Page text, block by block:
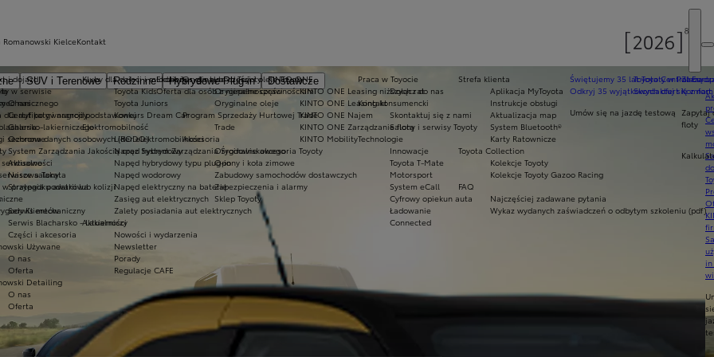
SUV i Terenowe Rodzinne Hybrydowe Plug-in
Dostawcze
Ekobonus dla hybryd Toyoty
Oferta dla osób z niepełnosprawnościami
Świętujemy 35 lat Toyoty w Polsce
Odkryj 35 wyjątkowych ofert
Umów się na jazdę testową
Kluby dla dzieci i młodzieży
Toyota Kids
Toyota Juniors
Konkurs Dream Car
Elektromobilność
Lider elektromobilności
Napęd hybrydowy
Napęd hybrydowy typu plug-in
Napęd wodorowy
Napęd elektryczny na baterię
Zasięg aut elektrycznych
Zalety posiadania aut elektrycznych
Aktualności
Nowości i wydarzenia
Newsletter
Porady
Regulacje CAFE
Praca w Toyocie
Dołącz do nas
Kontakt
Skontaktuj się z nami
Salony i serwisy Toyoty
Technologie
Innowacje
Toyota T-Mate
Motorsport
System eCall
Cyfrowy opiekun auta
Ładowanie
Connected
Toyota Central
Skontaktuj się z
KINTO ONE
KINTO ONE Leasing niższych rat
KINTO ONE Leasing konsumencki
KINTO ONE Najem
KINTO ONE Zarządzanie flotą
KINTO Mobility
Komfort
Zapytaj
floty
w serwisie
dla aut po gwarancji podstawowej
lakierniczego
sezonowe
serwisowe
Takata
w przypadku awarii lub kolizji
Klientów
Oryginalne części i oleje Toyoty
Oryginalne części
Oryginalne oleje
Program Sprzedaży Hurtowej Trade
Trade
Akcesoria
Oryginalne akcesoria Toyoty
Opony i koła zimowe
Zabudowy samochodów dostawczych
Zabezpieczenia i alarmy
Sklep Toyoty
Strefa klienta
Aplikacja MyToyota
Instrukcje obsługi
Aktualizacja map
System Bluetooth®
Karty Ratownicze
Toyota Collection
Kolekcje Toyoty
Kolekcje Toyoty Gazoo Racing
FAQ
Najczęściej zadawane pytania
Wykaz wydanych zaświadczeń o odbytym szkoleniu (pdf)
Romanowski Kielce
i dojazd
O nas
Certyfikaty i nagrody
Galeria
Ochrona danych osobowych (RODO)
System Zarządzania Jakością oraz System Zarządzania Środowiskowego
Aktualności
Nasze salony
Strategia podatkowa
Serwis mechaniczny
Serwis Blacharsko - Lakierniczy
Części i akcesoria
Używane
O nas
Oferta
Detailing
O nas
Oferta
Kontakt